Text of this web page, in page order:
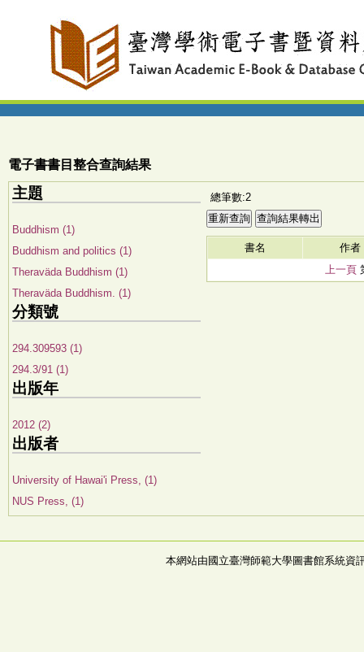
電子書書目整合查詢結果
主題
Buddhism (1)
Buddhism and politics (1)
Theraväda Buddhism (1)
Theraväda Buddhism. (1)
分類號
294.309593 (1)
294.3/91 (1)
出版年
2012 (2)
出版者
University of Hawai'i Press, (1)
NUS Press, (1)
總筆數:2
書名
作者
上一頁
本網站由國立臺灣師範大學圖書館系統資